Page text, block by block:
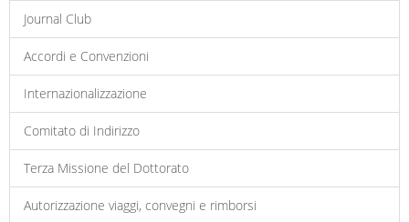
Journal Club
Accordi e Convenzioni
Internazionalizzazione
Comitato di Indirizzo
Terza Missione del Dottorato
Autorizzazione viaggi, convegni e rimborsi